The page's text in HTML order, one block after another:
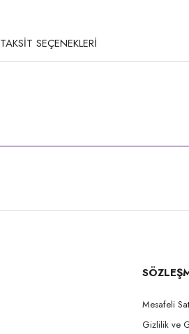
TAKSİT SEÇENEKLERİ
Mesafeli
Gizlilik ve